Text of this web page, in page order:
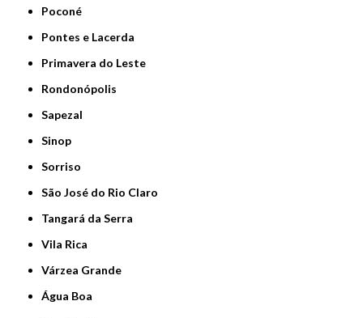
Poconé
Pontes e Lacerda
Primavera do Leste
Rondonópolis
Sapezal
Sinop
Sorriso
São José do Rio Claro
Tangará da Serra
Vila Rica
Várzea Grande
Água Boa